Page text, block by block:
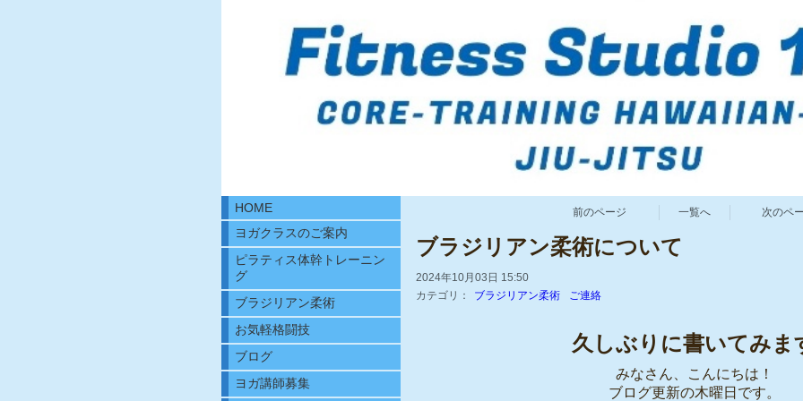
前のページ 一覧へ 次のペ
ブラジリアン柔術について
2024年10月03日 15:50
カテゴリ：
ブラジリアン柔術 ご連絡
久しぶりに書いてみま
みなさん、こんにちは！
ブログ更新の木曜日です。
HOME
ヨガクラスのご案内
ピラティス体幹トレーニン
グ
ブラジリアン柔術
お気軽格闘技
ブログ
ヨガ講師募集